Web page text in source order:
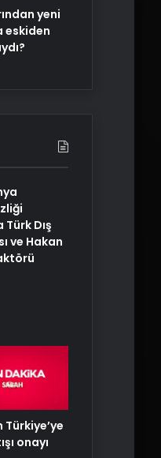
yeni
eskiden
Türk Dış
ve Hakan
Türkiye’ye
onayı